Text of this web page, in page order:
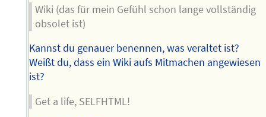
Wiki (das für mein Gefühl schon lange vollständig
obsolet ist)
Kannst du genauer benennen, was veraltet ist?
Weißt du, dass ein Wiki aufs Mitmachen angewiesen
ist?
Get a life, SELFHTML!